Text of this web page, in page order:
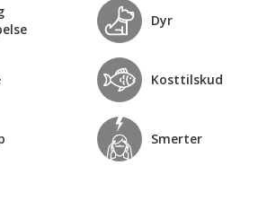
Dyr
Kosttilskud
Smerter